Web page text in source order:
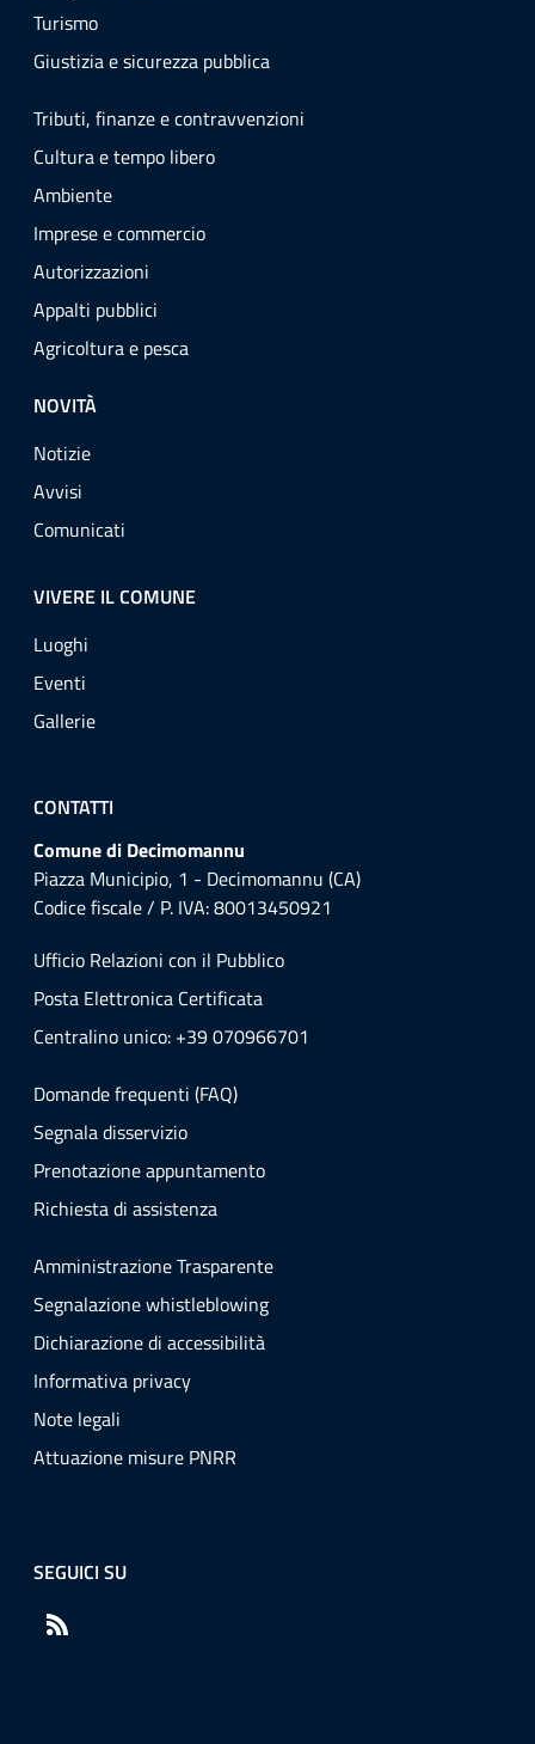
Turismo
Giustizia e sicurezza pubblica
Tributi, finanze e contravvenzioni
Cultura e tempo libero
Ambiente
Imprese e commercio
Autorizzazioni
Appalti pubblici
Agricoltura e pesca
NOVITÀ
Notizie
Avvisi
Comunicati
VIVERE IL COMUNE
Luoghi
Eventi
Gallerie
CONTATTI
Comune di Decimomannu
Piazza Municipio, 1 - Decimomannu (CA)
Codice fiscale / P. IVA: 80013450921
Ufficio Relazioni con il Pubblico
Posta Elettronica Certificata
Centralino unico: +39 070966701
Domande frequenti (FAQ)
Segnala disservizio
Prenotazione appuntamento
Richiesta di assistenza
Amministrazione Trasparente
Segnalazione whistleblowing
Dichiarazione di accessibilità
Informativa privacy
Note legali
Attuazione misure PNRR
SEGUICI SU